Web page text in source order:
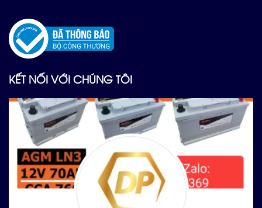
KẾT NỐI VỚI CHÚNG TÔI